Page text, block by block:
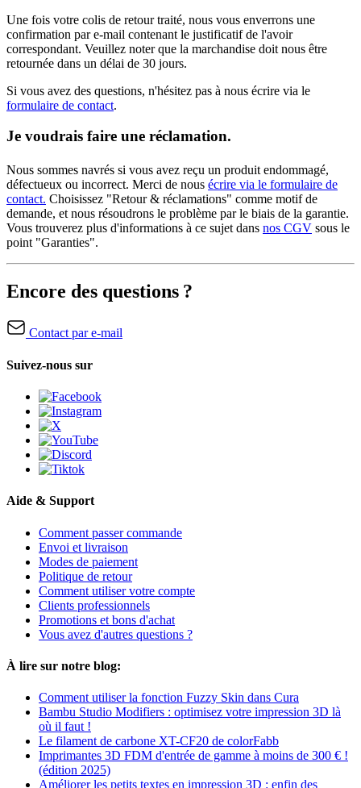
Une fois votre colis de retour traité, nous vous enverrons une
confirmation par e-mail contenant le justificatif de l'avoir
correspondant. Veuillez noter que la marchandise doit nous être
retournée dans un délai de 30 jours.
Si vous avez des questions, n'hésitez pas à nous écrire via le
formulaire de contact.
Je voudrais faire une réclamation.
Nous sommes navrés si vous avez reçu un produit endommagé,
défectueux ou incorrect. Merci de nous écrire via le formulaire de
contact. Choisissez "Retour & réclamations" comme motif de
demande, et nous résoudrons le problème par le biais de la garantie.
Vous trouverez plus d'informations à ce sujet dans nos CGV sous le
point "Garanties".
Encore des questions ?
Contact par e-mail
Suivez-nous sur
Aide & Support
Comment passer commande
Envoi et livraison
Modes de paiement
Politique de retour
Comment utiliser votre compte
Clients professionnels
Promotions et bons d'achat
Vous avez d'autres questions ?
À lire sur notre blog:
Comment utiliser la fonction Fuzzy Skin dans Cura
Bambu Studio Modifiers : optimisez votre impression 3D là
où il faut !
Le filament de carbone XT-CF20 de colorFabb
Imprimantes 3D FDM d'entrée de gamme à moins de 300 € !
(édition 2025)
Améliorer les petits textes en impression 3D : enfin des